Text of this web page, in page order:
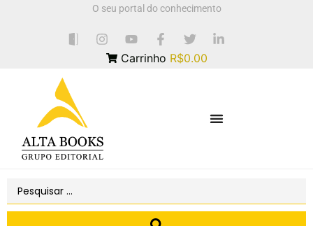
O seu portal do conhecimento
Carrinho R$0.00